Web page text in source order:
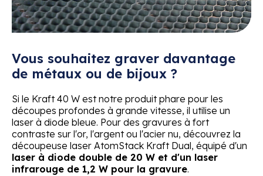
Vous souhaitez graver davantage
de métaux ou de bijoux ?
Si le Kraft 40 W est notre produit phare pour les
découpes profondes à grande vitesse, il utilise un
laser à diode bleue. Pour des gravures à fort
contraste sur l'or, l'argent ou l'acier nu, découvrez la
découpeuse laser AtomStack Kraft Dual, équipé d'un
laser à diode double de 20 W et d'un laser
infrarouge de 1,2 W pour la gravure.